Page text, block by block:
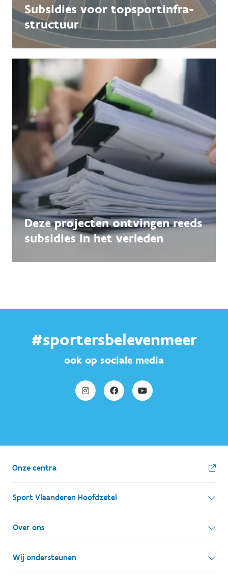
Subsidies voor topsportinfra­
structuur
Deze projecten ontvingen reeds
subsidies in het verleden
#sportersbelevenmeer
ook op sociale media
Onze centra
Sport Vlaanderen Hoofdzetel
Simon Bolivarlaan 17
1000 Brussel
Ondernemingsnummer: BE 0248.142.826
Over ons
Wie zijn we, wat doen we
Onze centra
Wij ondersteunen